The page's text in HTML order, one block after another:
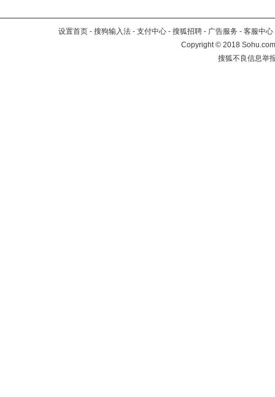
设置首页 - 搜狗输入法 - 支付中心 - 搜狐招聘 - 广告服务 - 客服中心
Copyright©2018
搜狐不良信息举